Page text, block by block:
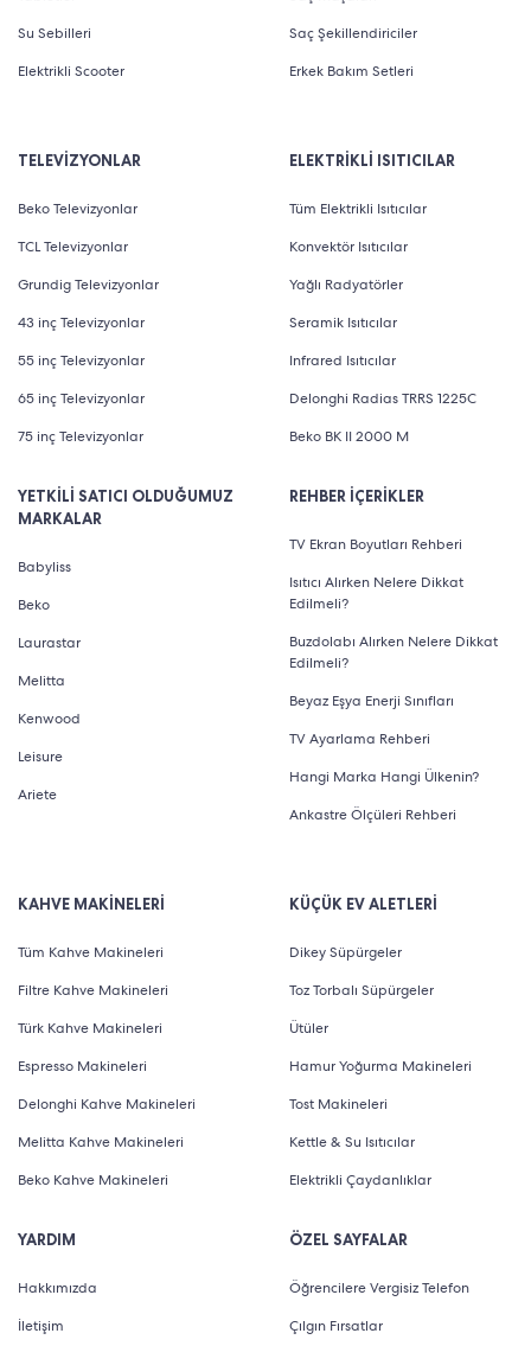
Su Sebilleri
Elektrikli Scooter
Saç Şekillendiriciler
Erkek Bakım Setleri
TELEVİZYONLAR
Beko Televizyonlar
TCL Televizyonlar
Grundig Televizyonlar
43 inç Televizyonlar
55 inç Televizyonlar
65 inç Televizyonlar
75 inç Televizyonlar
YETKİLİ SATICI OLDUĞUMUZ
MARKALAR
Babyliss
Beko
Laurastar
Melitta
Kenwood
Leisure
Ariete
ELEKTRİKLİ ISITICILAR
Tüm Elektrikli Isıtıcılar
Konvektör Isıtıcılar
Yağlı Radyatörler
Seramik Isıtıcılar
Infrared Isıtıcılar
Delonghi Radias TRRS 1225C
Beko BK II 2000 M
REHBER İÇERİKLER
TV Ekran Boyutları Rehberi
Isıtıcı Alırken Nelere Dikkat
Edilmeli?
Buzdolabı Alırken Nelere Dikkat
Edilmeli?
Beyaz Eşya Enerji Sınıfları
TV Ayarlama Rehberi
Hangi Marka Hangi Ülkenin?
Ankastre Ölçüleri Rehberi
KAHVE MAKİNELERİ
Tüm Kahve Makineleri
Filtre Kahve Makineleri
Türk Kahve Makineleri
Espresso Makineleri
Delonghi Kahve Makineleri
Melitta Kahve Makineleri
Beko Kahve Makineleri
YARDIM
Hakkımızda
İletişim
KÜÇÜK EV ALETLERİ
Dikey Süpürgeler
Toz Torbalı Süpürgeler
Ütüler
Hamur Yoğurma Makineleri
Tost Makineleri
Kettle & Su Isıtıcılar
Elektrikli Çaydanlıklar
ÖZEL SAYFALAR
Öğrencilere Vergisiz Telefon
Çılgın Fırsatlar